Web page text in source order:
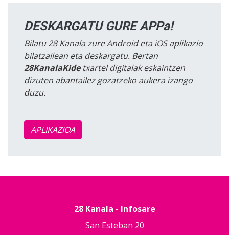
DESKARGATU GURE APPa!
Bilatu 28 Kanala zure Android eta iOS aplikazio
bilatzailean eta deskargatu. Bertan
28KanalaKidetxartel digitalak eskaintzen
dizuten abantailez gozatzeko aukera izango
duzu.
APLIKAZIOA
28 Kanala - Infosare
San Esteban 20